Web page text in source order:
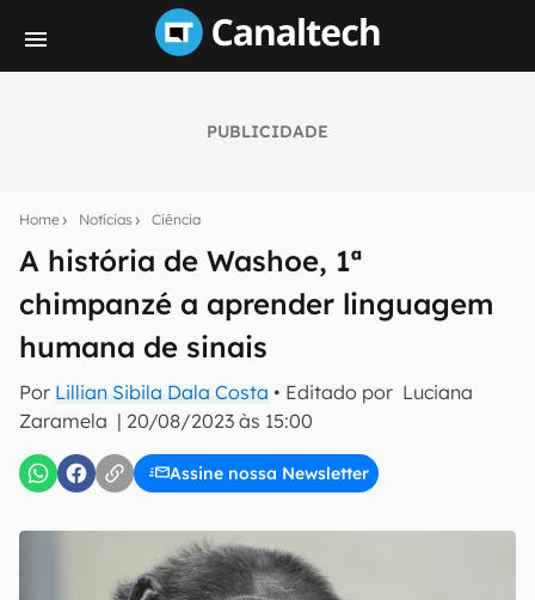
PUBLICIDADE
Home Notícias Ciência
A história de Washoe, 1ª
chimpanzé a aprender linguagem
humana de sinais
Por Lillian Sibila Dala Costa • Editado por Luciana
Zaramela | 20/08/2023 às 15:00
Assine nossa Newsletter
notícias e reviews sobre tecnologia em primeira
mão.
E-mail
inscreva-se
Confirmo que li, aceito e concordo com os Termos de
Uso e Política de Privacidade do Canaltech.